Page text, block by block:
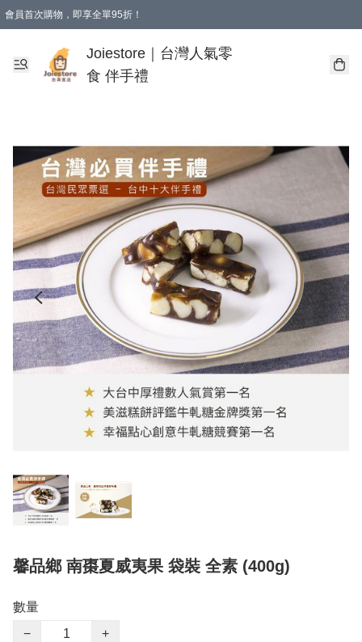
會員首次購物，即享全單95折！
購物滿 HKD 350.00即享免運費優惠！（適用於 本地送貨、本地取貨 )
Joiestore｜台灣人氣零
食 伴手禮
馨品鄉 南棗夏威夷果 袋裝 全素 (400g)
數量
−
+